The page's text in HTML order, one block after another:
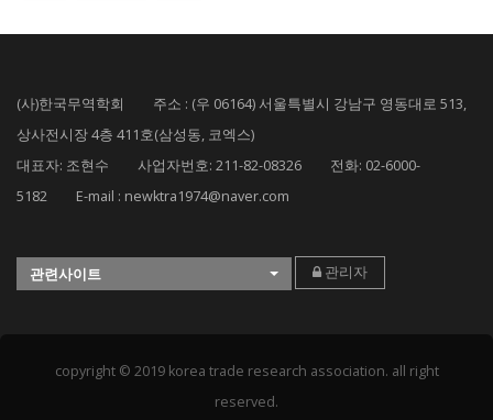
(사)한국무역학회 주소 : (우 06164) 서울특별시 강남구 영동대로 513,
상사전시장 4층 411호(삼성동, 코엑스)
대표자: 조현수 사업자번호: 211-82-08326 전화: 02-6000-
5182 E-mail : newktra1974@naver.com
관련사이트 관리자
copyright © 2019 korea trade research association. all right
reserved.